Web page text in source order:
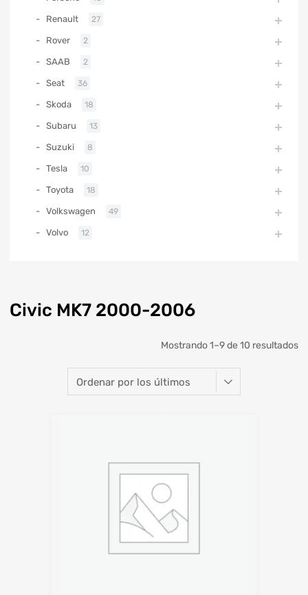
Civic MK7 2000-2006
Mostrando 1–9 de 10 resultados
Renault 27
Rover 2
SAAB 2
Seat 36
Skoda 18
Subaru 13
Suzuki 8
Tesla 10
Toyota 18
Volkswagen 49
Volvo 12